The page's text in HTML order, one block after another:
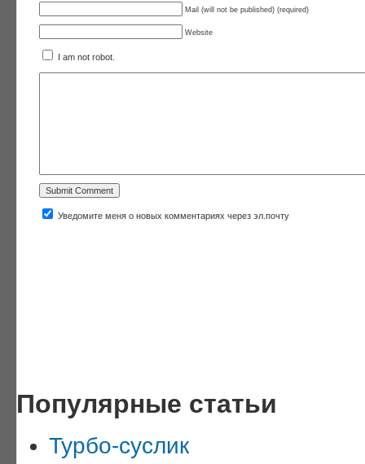
Mail (will not be published) (required)
Website
I am not robot.
Уведомите меня о новых комментариях через эл.почту
Популярные статьи
Турбо-суслик